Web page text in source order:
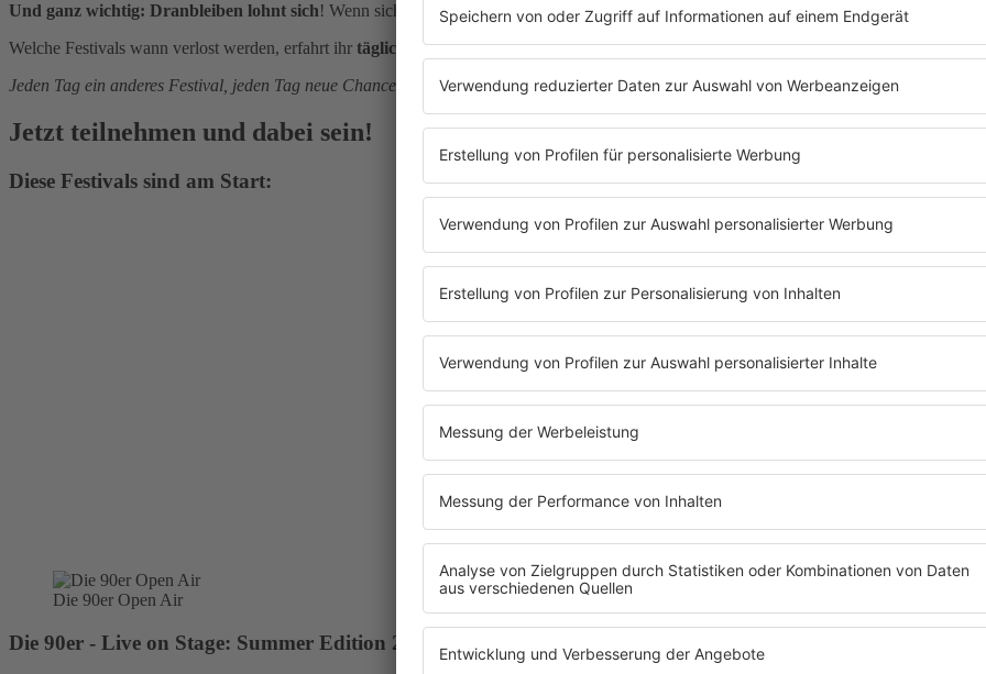
Und ganz wichtig: Dranbleiben lohnt sich! Wenn sich die aufgerufene Person nicht rechtzeitig meldet, können alle anderen noch
Welche Festivals wann verlost werden, erfahrt ihr täglich bei Falk im Afternoon.
Jeden Tag ein anderes Festival, jeden Tag neue Chancen auf Tickets! Jetzt mitmachen.
Jetzt teilnehmen und dabei sein!
Diese Festivals sind am Start:
Die 90er Open Air
Die 90er - Live on Stage: Summer Edition 2026